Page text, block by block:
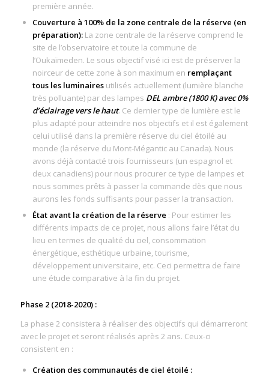
première année.
Couverture à 100% de la zone centrale de la réserve (en
préparation):La zone centrale de la réserve comprend le
site de l’observatoire et toute la commune de
l’Oukaïmeden. Le sous objectif visé ici est de préserver la
noirceur de cette zone à son maximum en remplaçant
tous les luminairesutilisés actuellement (lumière blanche
très polluante) par des lampes DEL ambre (1800 K) avec 0%
d’éclairage vers le haut. Ce dernier type de lumière est le
plus adapté pour atteindre nos objectifs et il est également
celui utilisé dans la première réserve du ciel étoilé au
monde (la réserve du Mont-Mégantic au Canada). Nous
avons déjà contacté trois fournisseurs (un espagnol et
deux canadiens) pour nous procurer ce type de lampes et
nous sommes prêts à passer la commande dès que nous
aurons les fonds suffisants pour passer la transaction.
État avant la création de la réserve : Pour estimer les
différents impacts de ce projet, nous allons faire l’état du
lieu en termes de qualité du ciel, consommation
énergétique, esthétique urbaine, tourisme,
développement universitaire, etc. Ceci permettra de faire
une étude comparative à la fin du projet.
Phase 2 (2018-2020) :
La phase 2 consistera à réaliser des objectifs qui démarreront
avec le projet et seront réalisés après 2 ans. Ceux-ci
consistent en :
Création des communautés de ciel étoilé :